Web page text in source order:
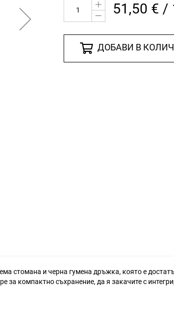
51,50 € /
ДОБАВИ В
стомана и черна гумена дръжка, която е
компактно съхранение, да я закачите с